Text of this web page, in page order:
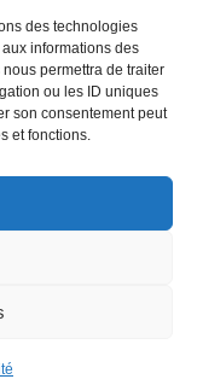
des technologies
informations des
permettra de traiter
ou les ID uniques
son consentement peut
et fonctions.